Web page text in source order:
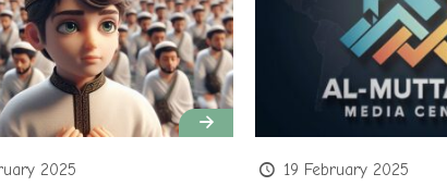
2025 19 February 2025